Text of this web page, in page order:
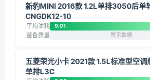
新豹MINI 2016款 1.2L单排3050后单
CNGDK12-10
平均油耗 9.01
整备质量 暂无数据
五菱荣光小卡 2021款 1.5L标准型空调
单排L3C